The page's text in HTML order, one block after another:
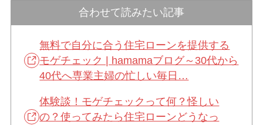
合わせて読みたい記事
無料で自分に合う住宅ローンを提供する
モゲチェック | hamamaブログ～30代から
40代へ専業主婦の忙しい毎日…
体験談！モゲチェックって何？怪しい
の？使ってみたら住宅ローンどうなっ